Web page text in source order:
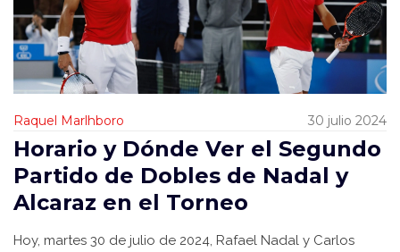
Raquel Marlhboro 30 julio 2024
Horario y Dónde Ver el Segundo
Partido de Dobles de Nadal y
Alcaraz en el Torneo
Hoy, martes 30 de julio de 2024, Rafael Nadal y Carlos